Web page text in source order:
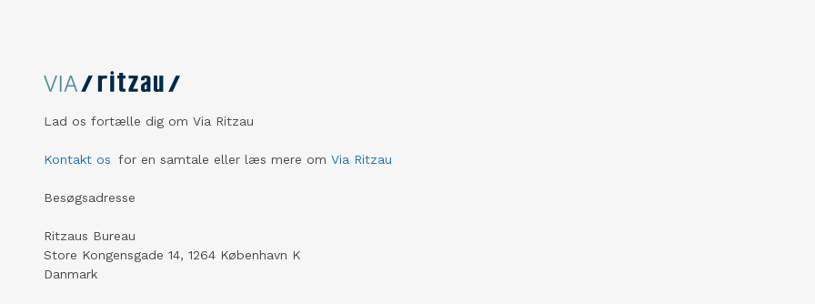
Lad os fortælle dig om Via Ritzau
Kontakt os for en samtale eller læs mere om Via Ritzau
Besøgsadresse
Ritzaus Bureau
Store Kongensgade 14, 1264 København K
Danmark